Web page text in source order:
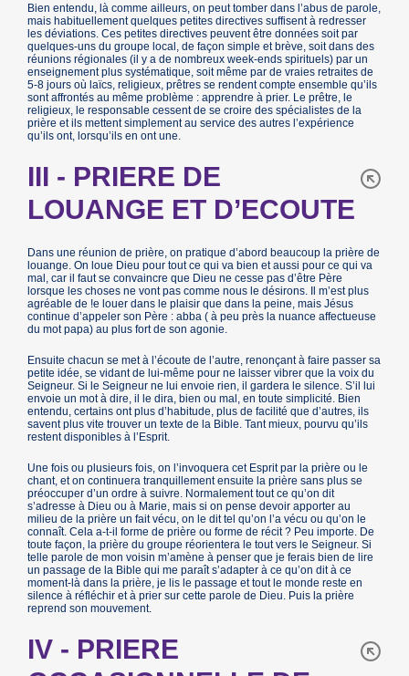
Bien entendu, là comme ailleurs, on peut tomber dans l’abus de parole,
mais habituellement quelques petites directives suffisent à redresser
les déviations. Ces petites directives peuvent être données soit par
quelques-uns du groupe local, de façon simple et brève, soit dans des
réunions régionales (il y a de nombreux week-ends spirituels) par un
enseignement plus systématique, soit même par de vraies retraites de
5-8 jours où laïcs, religieux, prêtres se rendent compte ensemble qu’ils
sont affrontés au même problème : apprendre à prier. Le prêtre, le
religieux, le responsable cessent de se croire des spécialistes de la
prière et ils mettent simplement au service des autres l’expérience
qu’ils ont, lorsqu’ils en ont une.
III - PRIERE DE
LOUANGE ET D’ECOUTE
Dans une réunion de prière, on pratique d’abord beaucoup la prière de
louange. On loue Dieu pour tout ce qui va bien et aussi pour ce qui va
mal, car il faut se convaincre que Dieu ne cesse pas d’être Père
lorsque les choses ne vont pas comme nous le désirons. Il m’est plus
agréable de !e louer dans le plaisir que dans la peine, mais Jésus
continue d’appeler son Père : abba ( à peu près la nuance affectueuse
du mot papa) au plus fort de son agonie.
Ensuite chacun se met à l’écoute de l’autre, renonçant à faire passer sa
petite idée, se vidant de lui-même pour ne laisser vibrer que la voix du
Seigneur. Si le Seigneur ne lui envoie rien, il gardera le silence. S’il lui
envoie un mot à dire, il le dira, bien ou mal, en toute simplicité. Bien
entendu, certains ont plus d’habitude, plus de facilité que d’autres, ils
savent plus vite trouver un texte de la Bible. Tant mieux, pourvu qu’ils
restent disponibles à l’Esprit.
Une fois ou plusieurs fois, on l’invoquera cet Esprit par la prière ou le
chant, et on continuera tranquillement ensuite la prière sans plus se
préoccuper d’un ordre à suivre. Normalement tout ce qu’on dit
s’adresse à Dieu ou à Marie, mais si on pense devoir apporter au
milieu de la prière un fait vécu, on le dit tel qu’on l’a vécu ou qu’on le
connaît. Cela a-t-il forme de prière ou forme de récit ? Peu importe. De
toute façon, la prière du groupe réorientera le tout vers le Seigneur. Si
telle parole de mon voisin m’amène à penser que je ferais bien de lire
un passage de la Bible qui me paraît s’adapter à ce qu’on dit à ce
moment-là dans la prière, je lis le passage et tout le monde reste en
silence à réfléchir et à prier sur cette parole de Dieu. Puis la prière
reprend son mouvement.
IV - PRIERE